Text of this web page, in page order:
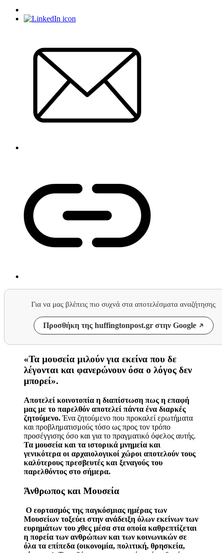
Για να μας βλέπεις πιο συχνά στα αποτελέσματα αναζήτησης
Προσθήκη της huffingtonpost.gr στην Google
«Τα μουσεία μιλούν για εκείνα που δε
λέγονται και φανερώνουν όσα ο λόγος δεν
μπορεί».
Αποτελεί κοινοτοπία η διαπίστωση πως η επαφή
μας με το παρελθόν αποτελεί πάντα ένα διαρκές
ζητούμενο.Ένα ζητούμενο που προκαλεί ερωτήματα
και προβληματισμούς τόσο ως προς τον τρόπο
προσέγγισης όσο και για το πραγματικό όφελος αυτής.
Τα μουσεία και τα ιστορικά μνημεία και
γενικότερα οι αρχαιολογικοί χώροι αποτελούν τους
καλύτερους πρεσβευτές και ξεναγούς του
παρελθόντος στο σήμερα.
Άνθρωπος και Μουσεία
Ο εορτασμός της παγκόσμιας ημέρας των
Μουσείων τοξεύει στην ανάδειξη όλων εκείνων των
ευρημάτων του χθες μέσα στα οποία καθρεπτίζεται
η πορεία των ανθρώπων και των κοινωνικών σε
όλα τα επίπεδα (οικονομία, πολιτική, θρησκεία,